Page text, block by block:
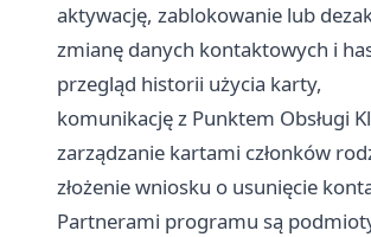
aktywację, zablokowanie lub
zmianę danych kontaktowych i
przegląd historii użycia karty,
komunikację z Punktem Obsługi
zarządzanie kartami członków
złożenie wniosku o usunięcie
Partnerami programu są